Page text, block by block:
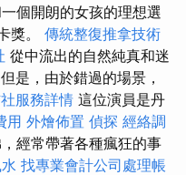
個開朗的女孩的理想選
獎。 傳統整復推拿技術
從中流出的自然純真和迷
是，由於錯過的場景，
服務詳情 這位演員是丹
用 外燴佈置 偵探 經絡調
經常帶著各種瘋狂的事
找專業會計公司處理帳